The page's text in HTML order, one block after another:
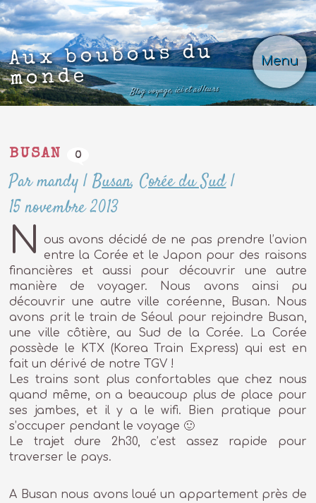
Menu
Aux boubous du
monde
Blog voyage, ici et ailleurs
BUSAN 0
Par mandy |Busan,Corée du Sud|
15 novembre 2013
N
ous avons décidé de ne pas prendre l’avion
entre la Corée et le Japon pour des raisons
financières et aussi pour découvrir une autre
manière de voyager. Nous avons ainsi pu
découvrir une autre ville coréenne, Busan. Nous
avons prit le train de Séoul pour rejoindre Busan,
une ville côtière, au Sud de la Corée. La Corée
possède le KTX (Korea Train Express) qui est en
fait un dérivé de notre TGV !
Les trains sont plus confortables que chez nous
quand même, on a beaucoup plus de place pour
ses jambes, et il y a le wifi. Bien pratique pour
s’occuper pendant le voyage 🙂
Le trajet dure 2h30, c’est assez rapide pour
traverser le pays.
A Busan nous avons loué un appartement près de